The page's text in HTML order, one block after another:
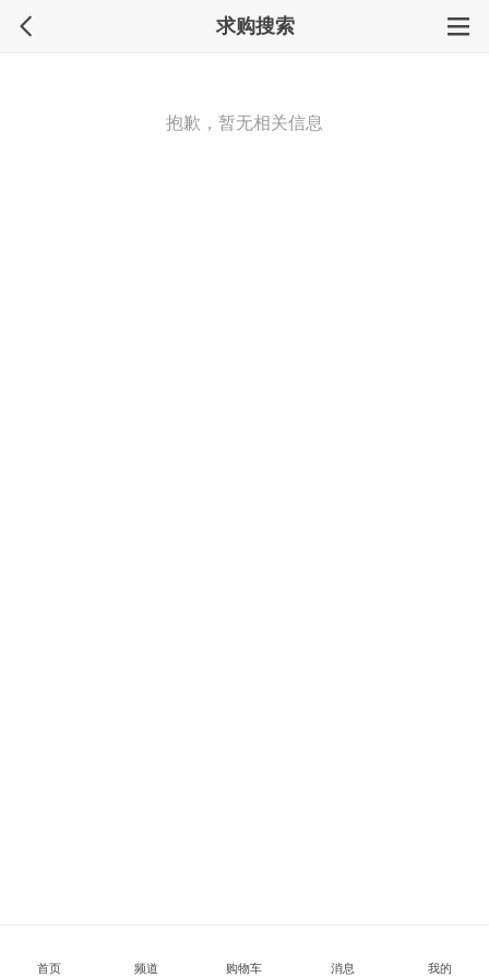
求购搜索
抱歉，暂无相关信息
首页 频道 购物车 消息 我的